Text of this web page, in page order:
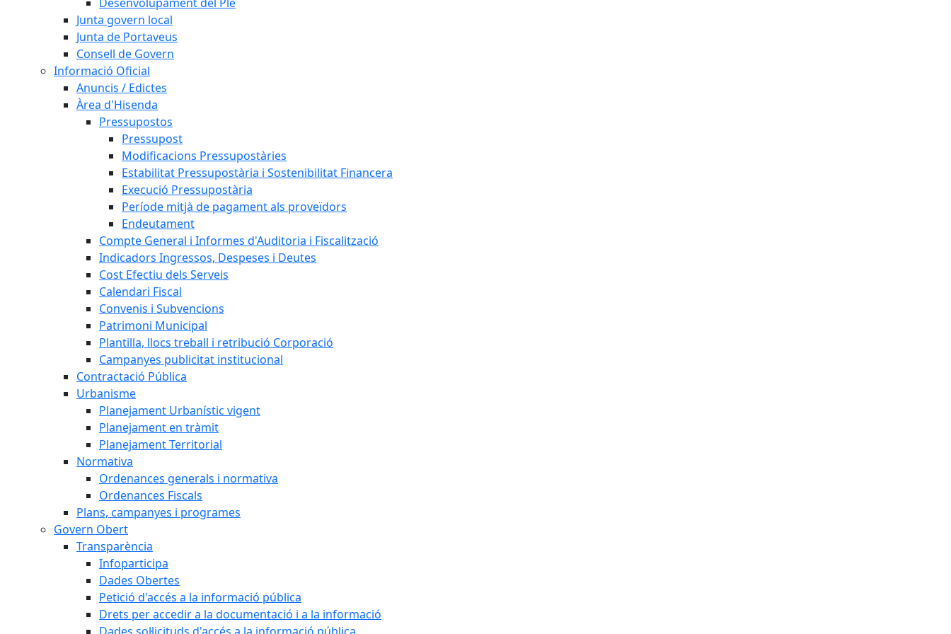
Junta govern local
Junta de Portaveus
Consell de Govern
Informació Oficial
Anuncis / Edictes
Àrea d'Hisenda
Pressupostos
Pressupost
Modificacions Pressupostàries
Estabilitat Pressupostària i Sostenibilitat Financera
Execució Pressupostària
Període mitjà de pagament als proveïdors
Endeutament
Compte General i Informes d'Auditoria i Fiscalització
Indicadors Ingressos, Despeses i Deutes
Cost Efectiu dels Serveis
Calendari Fiscal
Convenis i Subvencions
Patrimoni Municipal
Plantilla, llocs treball i retribució Corporació
Campanyes publicitat institucional
Contractació Pública
Urbanisme
Planejament Urbanístic vigent
Planejament en tràmit
Planejament Territorial
Normativa
Ordenances generals i normativa
Ordenances Fiscals
Plans, campanyes i programes
Govern Obert
Transparència
Infoparticipa
Dades Obertes
Petició d'accés a la informació pública
Drets per accedir a la documentació i a la informació